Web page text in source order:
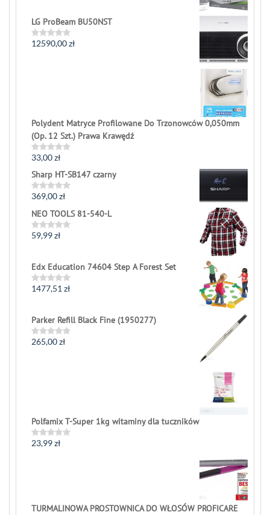
of
5
LG ProBeam BU50NST
Rated
12590,00zł
Polydent Matryce Profilowane Do Trzonowców 0,050mm
(Op. 12 Szt.) Prawa Krawędź
Rated
out
of
5
33,00zł
Sharp HT-SB147 czarny
Rated
out
of
5
369,00zł
NEO TOOLS 81-540-L
Rated
of
5
59,99zł
Edx Education 74604 Step A Forest Set
Rated
of
5
1477,51 zł
Parker Refill Black Fine (1950277)
Rated
265,00zł
Polfamix T-Super 1kg witaminy dla tuczników
Rated
23,99zł
TURMALINOWA PROSTOWNICA DO WŁOSÓW PROFICARE